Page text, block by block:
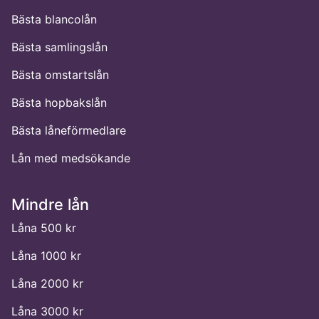
Bästa blancolån
Bästa samlingslån
Bästa omstartslån
Bästa hopbakslån
Bästa låneförmedlare
Lån med medsökande
Mindre lån
Låna 500 kr
Låna 1000 kr
Låna 2000 kr
Låna 3000 kr